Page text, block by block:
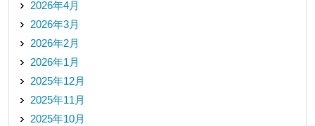
2026年4月
2026年3月
2026年2月
2026年1月
2025年12月
2025年11月
2025年10月